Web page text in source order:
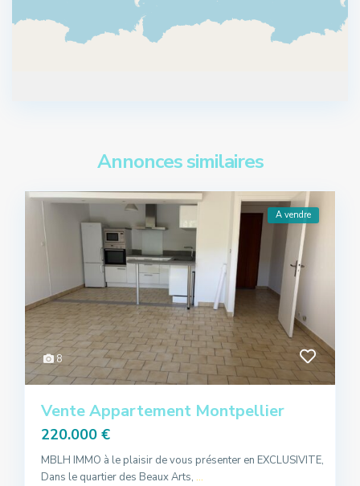
Annonces similaires
8
A vendre
Vente Appartement Montpellier
220.000 €
MBLH IMMO à le plaisir de vous présenter en EXCLUSIVITE,
Dans le quartier des Beaux Arts, ...